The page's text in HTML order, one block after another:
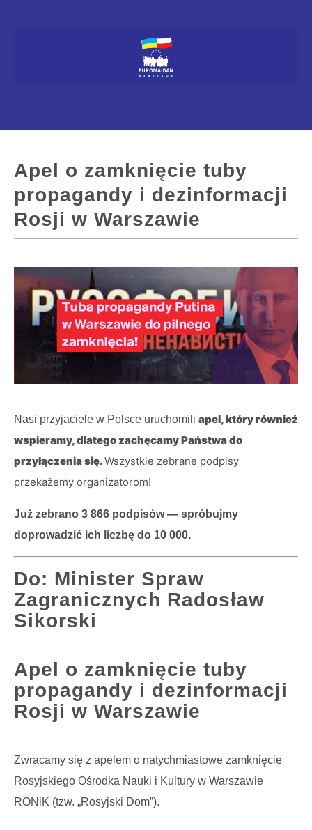
Apel o zamknięcie tuby
propagandy i dezinformacji
Rosji w Warszawie
Nasi przyjaciele w Polsce uruchomili apel, który również
wspieramy, dlatego zachęcamy Państwa do
przyłączenia się.Wszystkie zebrane podpisy
przekażemy organizatorom!
Już zebrano 3 866 podpisów — spróbujmy
doprowadzić ich liczbę do 10 000.
Do: Minister Spraw
Zagranicznych Radosław
Sikorski
Apel o zamknięcie tuby
propagandy i dezinformacji
Rosji w Warszawie
Zwracamy się z apelem o natychmiastowe zamknięcie
Rosyjskiego Ośrodka Nauki i Kultury w Warszawie
RONiK (tzw. „Rosyjski Dom”).